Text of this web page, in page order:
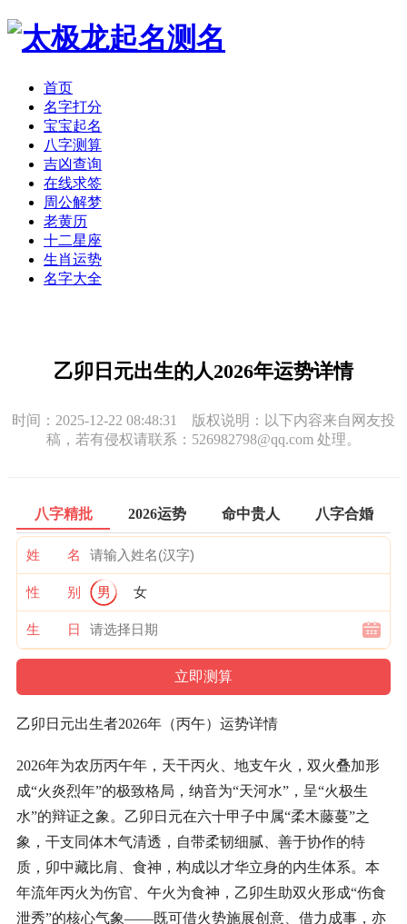
首页
名字打分
宝宝起名
八字测算
吉凶查询
在线求签
周公解梦
老黄历
十二星座
生肖运势
名字大全
乙卯日元出生的人2026年运势详情
时间：2025-12-22 08:48:31 版权说明：以下内容来自网友投
稿，若有侵权请联系：526982798@qq.com 处理。
八字精批 2026运势 命中贵人 八字合婚
姓 名
性 别 男 女
生 日
乙卯日元出生者2026年（丙午）运势详情
2026年为农历丙午年，天干丙火、地支午火，双火叠加形
成“火炎烈年”的极致格局，纳音为“天河水”，呈“火极生
水”的辩证之象。乙卯日元在六十甲子中属“柔木藤蔓”之
象，干支同体木气清透，自带柔韧细腻、善于协作的特
质，卯中藏比肩、食神，构成以才华立身的内生体系。本
年流年丙火为伤官、午火为食神，乙卯生助双火形成“伤食
泄秀”的核心气象——既可借火势施展创意、借力成事，亦